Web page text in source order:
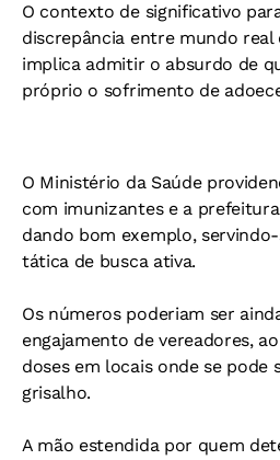
O contexto de significativo
discrepância entre mundo real
implica admitir o absurdo de
próprio o sofrimento de
O Ministério da Saúde
com imunizantes e a
dando bom exemplo,
tática de busca ativa.
Os números poderiam ser
engajamento de vereadores,
doses em locais onde se pode
grisalho.
A mão estendida por quem